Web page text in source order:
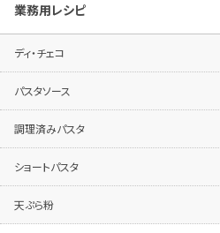
業務用レシピ
ディ・チェコ
パスタソース
調理済みパスタ
ショートパスタ
天ぷら粉